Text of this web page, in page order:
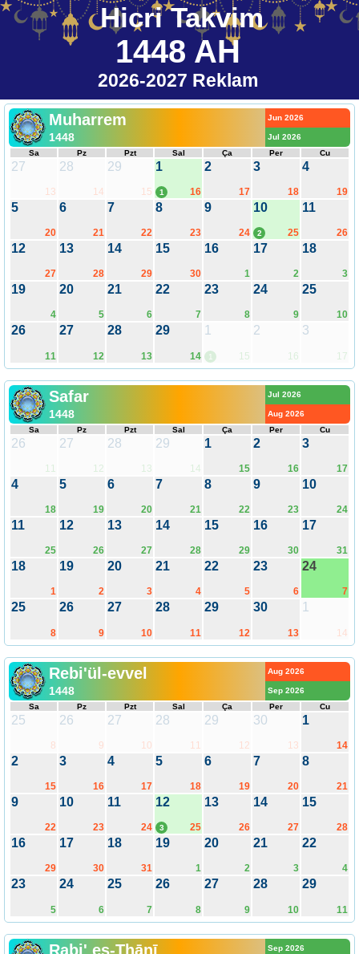
Hicri Takvim
1448 AH
2026-2027 Reklam
Muharrem
1448
Jun 2026
Jul 2026
Sa
Pz Pzt Sal Ça Per Cu
27
13
28
14
29
15
1
16
1
2
17
3
18
4
19
5
20
6
21
7
22
8
23
9
24
10
25
2
11
26
12
27
13
28
14
29
15
30
16
1
17
2
18
3
19
4
20
5
21
6
22
7
23
8
24
9
25
10
26
11
27
12
28
13
29
14
1
15
1
2
16
3
17
Safar
1448
Jul 2026
Aug 2026
Sa
Pz Pzt Sal Ça Per Cu
26
11
27
12
28
13
29
14
1
15
2
16
3
17
4
18
5
19
6
20
7
21
8
22
9
23
10
24
11
25
12
26
13
27
14
28
15
29
16
30
17
31
18
1
19
2
20
3
21
4
22
5
23
6
24
7
25
8
26
9
27
10
28
11
29
12
30
13
1
14
Rebi'ül-evvel
1448
Aug 2026
Sep 2026
Sa
Pz Pzt Sal Ça Per Cu
25
8
26
9
27
10
28
11
29
12
30
13
1
14
2
15
3
16
4
17
5
18
6
19
7
20
8
21
9
22
10
23
11
24
12
25
3
13
26
14
27
15
28
16
29
17
30
18
31
19
1
20
2
21
3
22
4
23
5
24
6
25
7
26
8
27
9
28
10
29
11
Rabi' es-Thānī Sep 2026